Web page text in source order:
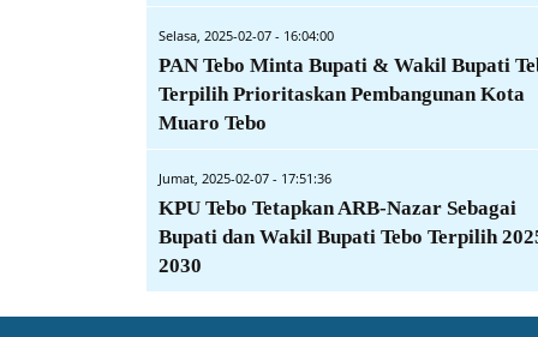
Selasa, 2025-02-07 - 16:04:00
PAN Tebo Minta Bupati & Wakil Bupati
Terpilih Prioritaskan Pembangunan Kota
Muaro Tebo
Jumat, 2025-02-07 - 17:51:36
KPU Tebo Tetapkan ARB-Nazar Sebagai
Bupati dan Wakil Bupati Tebo Terpilih
2030